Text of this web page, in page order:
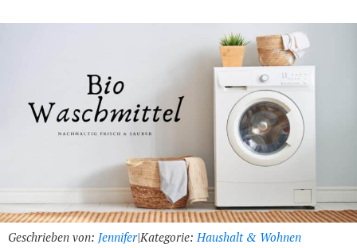
Geschrieben von: Jennifer|Kategorie:Haushalt & Wohnen